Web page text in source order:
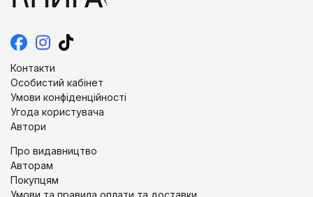
Контакти
Особистий кабінет
Умови конфіденційності
Угода користувача
Автори
Про видавництво
Авторам
Покупцям
Умови та правила оплати та доставки